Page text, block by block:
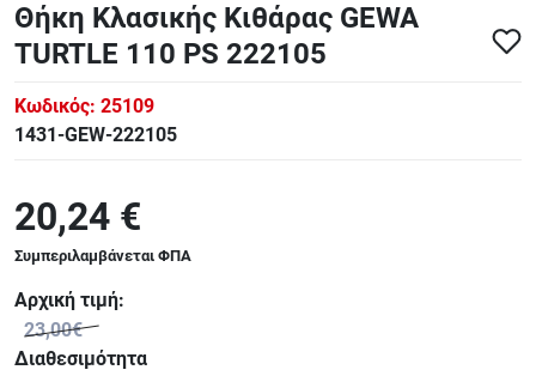
Θήκη Κλασικής Κιθάρας GEWA
TURTLE 110 PS 222105
Κωδικός: 25109
1431-GEW-222105
20,24 €
Συμπεριλαμβάνεται ΦΠΑ
Αρχική τιμή:
23,00€
Διαθεσιμότητα